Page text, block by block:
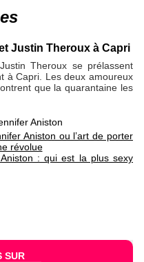
Justin Theroux à Capri
Theroux se prélassent
à Capri. Les deux amoureux
que la quarantaine les
Aniston
Aniston ou l’art de porter
révolue
: qui est la plus sexy
SUR